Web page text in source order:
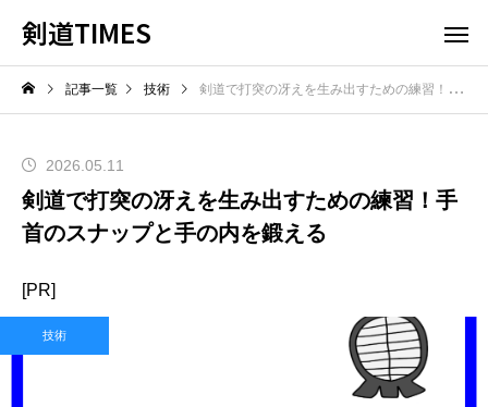
剣道TIMES
記事一覧 技術 剣道で打突の冴えを生み出すための練習！手首のスナップと手の内を鍛える
2026.05.11
剣道で打突の冴えを生み出すための練習！手
首のスナップと手の内を鍛える
[PR]
技術